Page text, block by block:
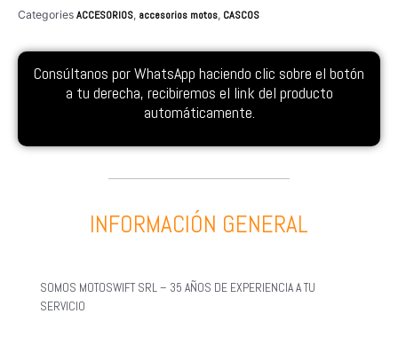
Categories ACCESORIOS, accesorios motos, CASCOS
Consúltanos por WhatsApp haciendo clic sobre el botón
a tu derecha, recibiremos el link del producto
automáticamente.
INFORMACIÓN GENERAL
SOMOS MOTOSWIFT SRL – 35 AÑOS DE EXPERIENCIA A TU
SERVICIO